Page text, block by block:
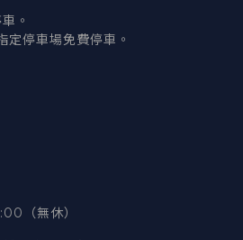
。
停車場免費停車。
（無休）